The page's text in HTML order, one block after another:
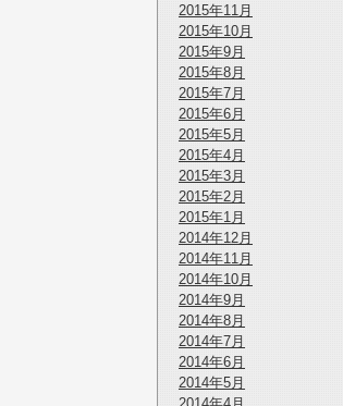
2015年11月
2015年10月
2015年9月
2015年8月
2015年7月
2015年6月
2015年5月
2015年4月
2015年3月
2015年2月
2015年1月
2014年12月
2014年11月
2014年10月
2014年9月
2014年8月
2014年7月
2014年6月
2014年5月